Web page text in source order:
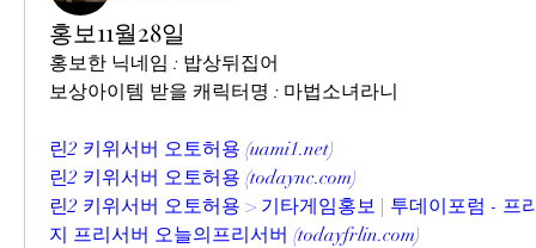
홍보11월28일
홍보한 닉네임 : 밥상뒤집어
보상아이템 받을 캐릭터명 : 마법소녀라니
린2 키위서버 오토허용 (uami1.net)
린2 키위서버 오토허용 (todaync.com)
린2 키위서버 오토허용 > 기타게임홍보 | 투데이포럼 - 프
지 프리서버 오늘의프리서버 (todayfrlin.com)